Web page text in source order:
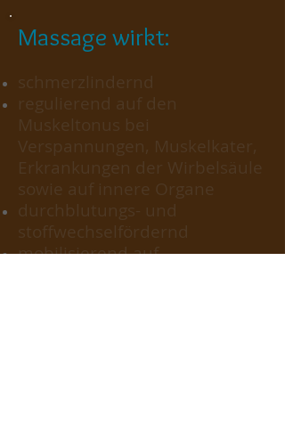
Massage wirkt:
schmerzlindernd
regulierend auf den
Muskeltonus bei
Verspannungen, Muskelkater,
Erkrankungen der Wirbelsäule
sowie auf innere Organe
durchblutungs- und
stoffwechselfördernd
mobilisierend auf